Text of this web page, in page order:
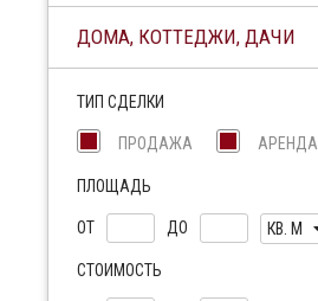
ДОМА, КОТТЕДЖИ, ДАЧИ
ТИП СДЕЛКИ
ПРОДАЖА АРЕНДА
ПЛОЩАДЬ
ОТ ДО КВ. М
СТОИМОСТЬ